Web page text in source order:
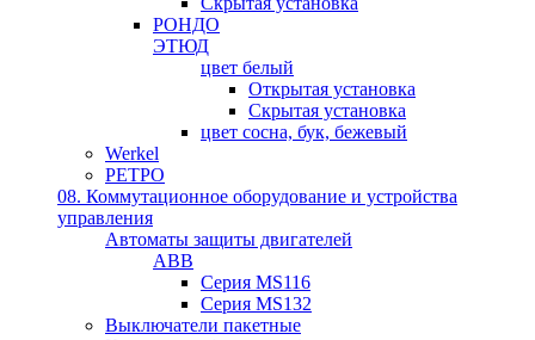
РОНДО
ЭТЮД
цвет белый
Открытая установка
Скрытая установка
цвет сосна, бук, бежевый
Werkel
РЕТРО
08. Коммутационное оборудование и устройства
управления
Автоматы защиты двигателей
ABB
Серия MS116
Серия MS132
Выключатели пакетные